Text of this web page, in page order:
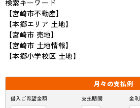
検索キーワード
【宮崎市不動産】
【本郷エリア 土地】
【宮崎市 売地】
【宮崎市 土地情報】
【本郷小学校区 土地】
月々の支払例
借入ご希望金額 支払期間 金利